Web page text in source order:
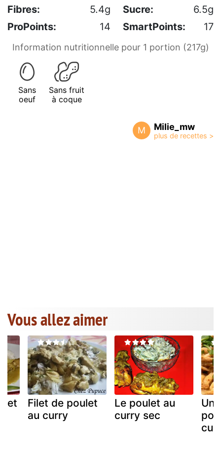
Fibres:
5.4g Sucre:
6.5g
ProPoints:
14 SmartPoints: 17
Information nutritionnelle pour 1 portion (217g)
Sans
oeuf
Sans fruit
à coque
M Milie_mw
Vous allez aimer
Filet de poulet
au curry
Le poulet au
curry sec
Un